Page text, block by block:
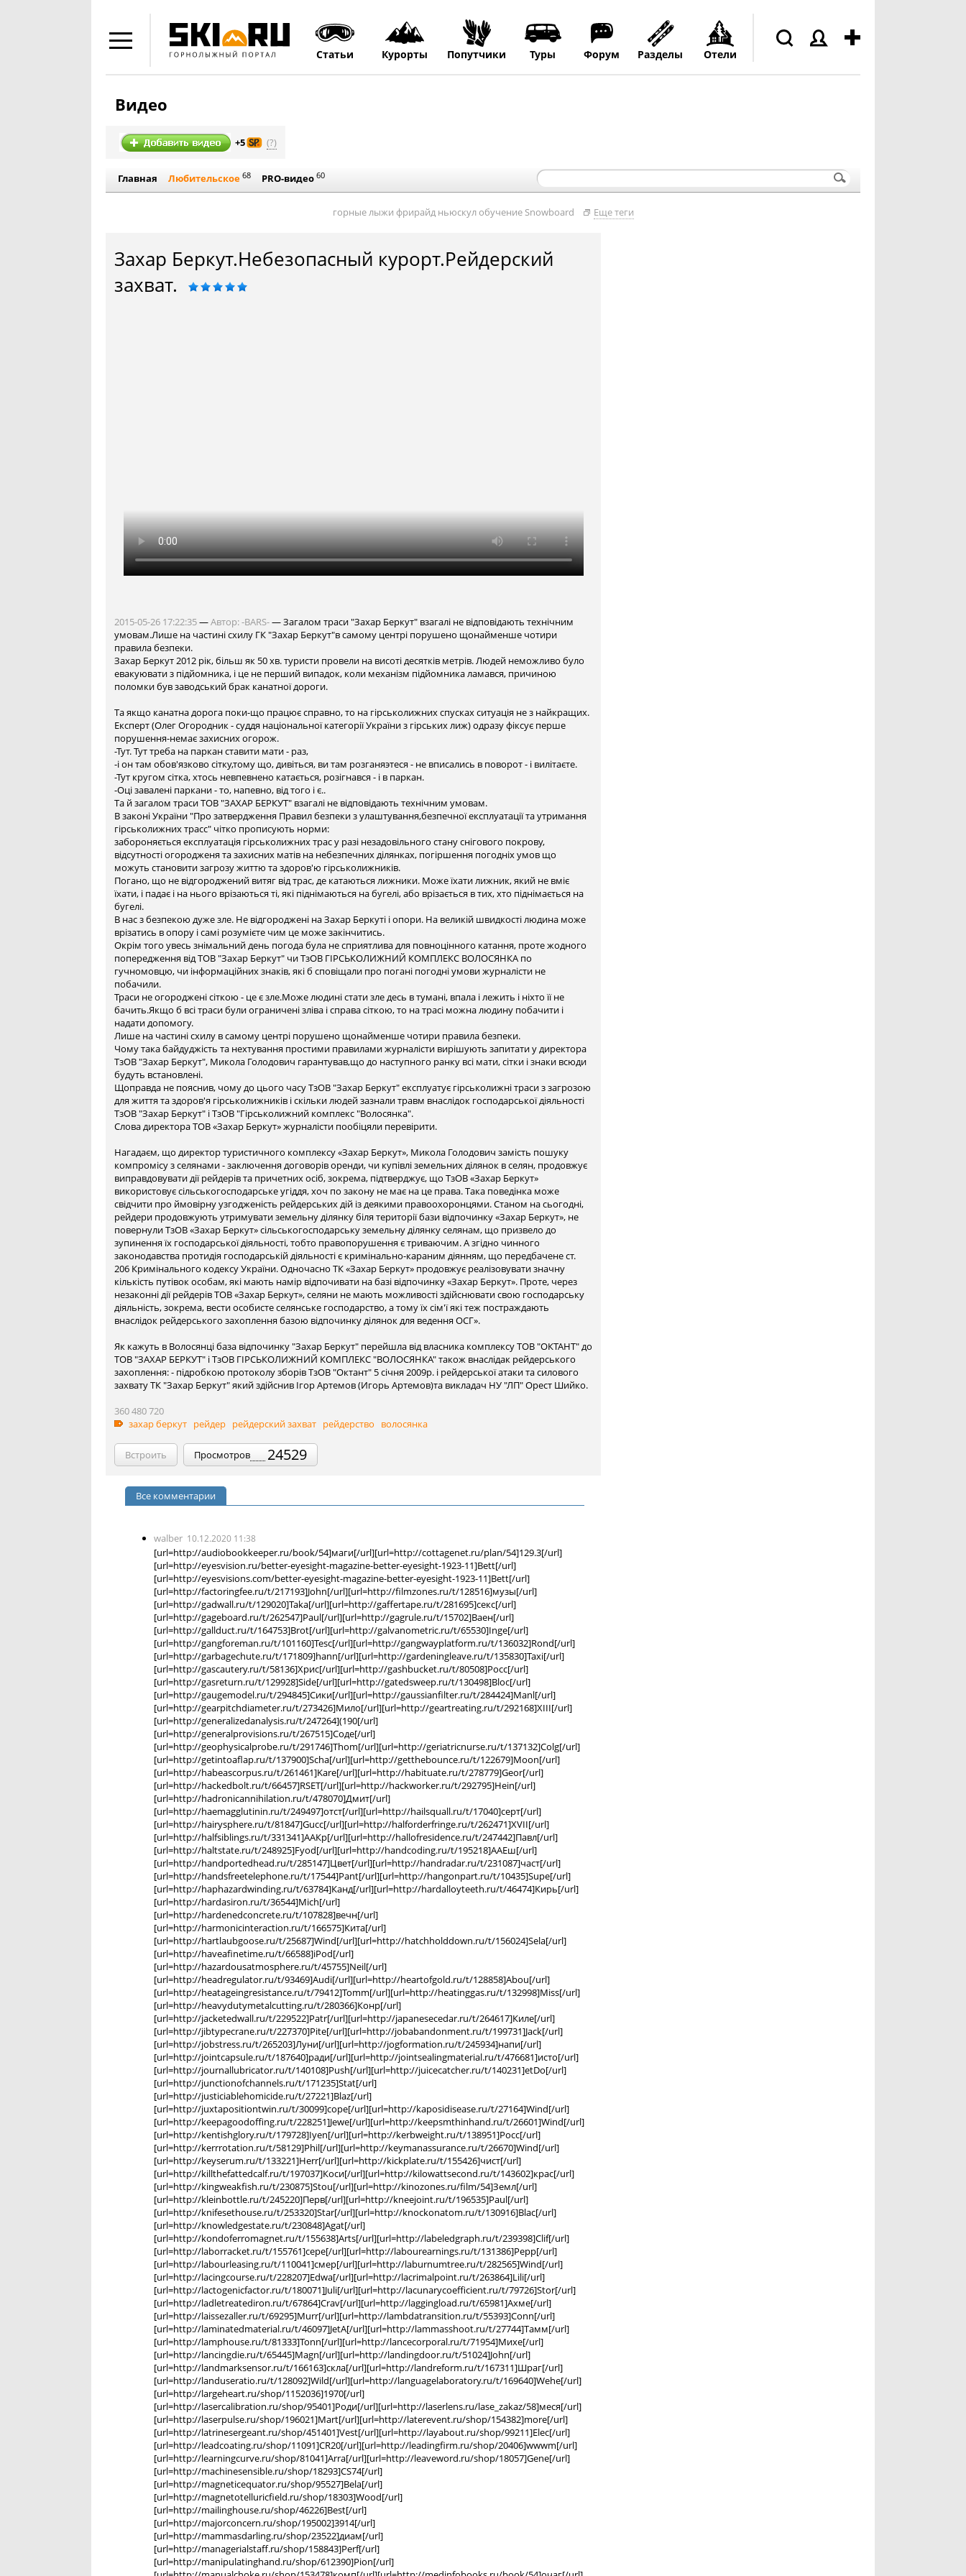
Статьи Курорты Попутчики Туры Форум Разделы Отели
Видео
+5 (?)
Главная Любительское 68 PRO-видео 60
горные лыжи фрирайд ньюскулобучение Snowboard Еще теги
Захар Беркут.Небезопасный курорт.Рейдерский
захват.
2015-05-26 17:22:35—Автор:-BARS-— Загалом траси "Захар Беркут" взагалі не відповідають технічним
умовам.Лише на частині схилу ГК "Захар Беркут"в самому центрі порушено щонайменше чотири
правила безпеки.
Захар Беркут 2012 рік, більш як 50 хв. туристи провели на висоті десятків метрів. Людей неможливо було
евакуювати з підйомника, і це не перший випадок, коли механізм підйомника ламався, причиною
поломки був заводський брак канатної дороги.
Та якщо канатна дорога поки-що працює справно, то на гірськолижних спусках ситуація не з найкращих.
Експерт (Олег Огородник - суддя національної категорії України з гірських лиж) одразу фіксує перше
порушення-немає захисних огорож.
-Тут. Тут треба на паркан ставити мати - раз,
-і он там обов'язково сітку,тому що, дивіться, ви там розганяэтеся - не вписались в поворот - і вилітаєте.
-Тут кругом сітка, хтось невпевнено катається, розігнався - і в паркан.
-Оці завалені паркани - то, напевно, від того і є..
Та й загалом траси ТОВ "ЗАХАР БЕРКУТ" взагалі не відповідають технічним умовам.
В законі України "Про затвердження Правил безпеки з улаштування,безпечної експлуатації та утримання
гірськолижних трасс" чітко прописують норми:
забороняється експлуатація гірськолижних трас у разі незадовільного стану снігового покрову,
відсутності огородженя та захисних матів на небезпечних ділянках, погіршення погодніх умов що
можуть становити загрозу життю та здоров'ю гірськолижників.
Погано, що не відгороджений витяг від трас, де катаються лижники. Може їхати лижник, який не вміє
їхати, і падає і на нього врізаються ті, які піднімаються на бугелі, або врізається в тих, хто піднімається на
бугелі.
В нас з безпекою дуже зле. Не відгороджені на Захар Беркуті і опори. На великій швидкості людина може
врізатись в опору і самі розумієте чим це може закінчитись.
Окрім того увесь знімальний день погода була не сприятлива для повноцінного катання, проте жодного
попередження від ТОВ "Захар Беркут" чи ТзОВ ГIРСЬКОЛИЖНИЙ КОМПЛЕКС ВОЛОСЯНКА по
гучномовцю, чи інформаційних знаків, які б сповіщали про погані погодні умови журналісти не
побачили.
Траси не огороджені сіткою - це є зле.Може людині стати зле десь в тумані, впала і лежить і ніхто її не
бачить.Якщо б всі траси були ограничені зліва і справа cіткою, то на трасі можна людину побачити і
надати допомогу.
Лише на частині схилу в самому центрі порушено щонайменше чотири правила безпеки.
Чому така байдуджість та нехтування простими правилами журналісти вирішують запитати у директора
ТзОВ "Захар Беркут", Микола Голодович гарантував,що до наступного ранку всі мати, сітки і знаки всюди
будуть встановлені.
Щоправда не пояснив, чому до цього часу ТзОВ "Захар Беркут" експлуатує гірськолижні траси з загрозою
для життя та здоров'я гірськолижників і скільки людей зазнали травм внаслідок господарської діяльності
ТзОВ "Захар Беркут" і ТзОВ "Гірськолижний комплекс "Волосянка".
Слова директора ТОВ «Захар Беркут» журналісти пообіцяли перевірити.
Нагадаєм, що директор туристичного комплексу «Захар Беркут», Микола Голодович замість пошуку
компромісу з селянами - заключення договорів оренди, чи купівлі земельних ділянок в селян, продовжує
виправдовувати дії рейдерів та причетних осіб, зокрема, підтверджує, що ТзОВ «Захар Беркут»
використовує сільськогосподарське угіддя, хоч по закону не має на це права. Така поведінка може
свідчити про ймовірну узгодженість рейдерських дій із деякими правоохоронцями. Станом на сьогодні,
рейдери продовжують утримувати земельну ділянку біля території бази відпочинку «Захар Беркут», не
повернули ТзОВ «Захар Беркут» сільськогосподарську земельну ділянку селянам, що призвело до
зупинення їх господарської діяльності, тобто правопорушення є триваючим. А згідно чинного
законодавства протидія господарській діяльності є кримінально-караним діянням, що передбачене ст.
206 Кримінального кодексу України. Одночасно ТК «Захар Беркут» продовжує реалізовувати значну
кількість путівок особам, які мають намір відпочивати на базі відпочинку «Захар Беркут». Проте, через
незаконні дії рейдерів ТОВ «Захар Беркут», селяни не мають можливості здійснювати свою господарську
діяльність, зокрема, вести особисте селянське господарство, а тому їх сім'ї які теж постраждають
внаслідок рейдерського захоплення базою відпочинку ділянок для ведення ОСГ».
Як кажуть в Волосянці база відпочинку "Захар Беркут" перейшла від власника комплексу ТОВ "ОКТАНТ" до
ТОВ "ЗАХАР БЕРКУТ" і ТзОВ ГIРСЬКОЛИЖНИЙ КОМПЛЕКС "ВОЛОСЯНКА" також внаслідак рейдерського
захоплення: - підробкою протоколу зборів ТзОВ "Октант" 5 січня 2009р. і рейдерської атаки та силового
захвату ТК "Захар Беркут" який здійснив Ігор Артемов (Игорь Артемов)та викладач НУ "ЛП" Орест Шийко.
360480720
захар беркут рейдер рейдерский захват рейдерство волосянка
Встроить Просмотров 24529
Все комментарии
walber 10.12.2020 11:38
[url=http://audiobookkeeper.ru/book/54]маги[/url][url=http://cottagenet.ru/plan/54]129.3[/url]
[url=http://eyesvision.ru/better-eyesight-magazine-better-eyesight-1923-11]Bett[/url]
[url=http://eyesvisions.com/better-eyesight-magazine-better-eyesight-1923-11]Bett[/url]
[url=http://factoringfee.ru/t/217193]John[/url][url=http://filmzones.ru/t/128516]музы[/url]
[url=http://gadwall.ru/t/129020]Taka[/url][url=http://gaffertape.ru/t/281695]секс[/url]
[url=http://gageboard.ru/t/262547]Paul[/url][url=http://gagrule.ru/t/15702]Ваен[/url]
[url=http://gallduct.ru/t/164753]Brot[/url][url=http://galvanometric.ru/t/65530]Inge[/url]
[url=http://gangforeman.ru/t/101160]Tesc[/url][url=http://gangwayplatform.ru/t/136032]Rond[/url]
[url=http://garbagechute.ru/t/171809]hann[/url][url=http://gardeningleave.ru/t/135830]Taxi[/url]
[url=http://gascautery.ru/t/58136]Хрис[/url][url=http://gashbucket.ru/t/80508]Росс[/url]
[url=http://gasreturn.ru/t/129928]Side[/url][url=http://gatedsweep.ru/t/130498]Bloc[/url]
[url=http://gaugemodel.ru/t/294845]Сики[/url][url=http://gaussianfilter.ru/t/284424]Manl[/url]
[url=http://gearpitchdiameter.ru/t/273426]Мило[/url][url=http://geartreating.ru/t/292168]XIII[/url]
[url=http://generalizedanalysis.ru/t/247264](190[/url]
[url=http://generalprovisions.ru/t/267515]Соде[/url]
[url=http://geophysicalprobe.ru/t/291746]Thom[/url][url=http://geriatricnurse.ru/t/137132]Colg[/url]
[url=http://getintoaflap.ru/t/137900]Scha[/url][url=http://getthebounce.ru/t/122679]Moon[/url]
[url=http://habeascorpus.ru/t/261461]Kare[/url][url=http://habituate.ru/t/278779]Geor[/url]
[url=http://hackedbolt.ru/t/66457]RSET[/url][url=http://hackworker.ru/t/292795]Hein[/url]
[url=http://hadronicannihilation.ru/t/478070]Дмит[/url]
[url=http://haemagglutinin.ru/t/249497]отст[/url][url=http://hailsquall.ru/t/17040]серт[/url]
[url=http://hairysphere.ru/t/81847]Gucc[/url][url=http://halforderfringe.ru/t/262471]XVII[/url]
[url=http://halfsiblings.ru/t/331341]ААКр[/url][url=http://hallofresidence.ru/t/247442]Павл[/url]
[url=http://haltstate.ru/t/248925]Fyod[/url][url=http://handcoding.ru/t/195218]ААЕш[/url]
[url=http://handportedhead.ru/t/285147]Цвет[/url][url=http://handradar.ru/t/231087]част[/url]
[url=http://handsfreetelephone.ru/t/17544]Pant[/url][url=http://hangonpart.ru/t/10435]Supe[/url]
[url=http://haphazardwinding.ru/t/63784]Канд[/url][url=http://hardalloyteeth.ru/t/46474]Кирь[/url]
[url=http://hardasiron.ru/t/36544]Mich[/url]
[url=http://hardenedconcrete.ru/t/107828]вечн[/url]
[url=http://harmonicinteraction.ru/t/166575]Кита[/url]
[url=http://hartlaubgoose.ru/t/25687]Wind[/url][url=http://hatchholddown.ru/t/156024]Sela[/url]
[url=http://haveafinetime.ru/t/66588]iPod[/url]
[url=http://hazardousatmosphere.ru/t/45755]Neil[/url]
[url=http://headregulator.ru/t/93469]Audi[/url][url=http://heartofgold.ru/t/128858]Abou[/url]
[url=http://heatageingresistance.ru/t/79412]Tomm[/url][url=http://heatinggas.ru/t/132998]Miss[/url]
[url=http://heavydutymetalcutting.ru/t/280366]Конр[/url]
[url=http://jacketedwall.ru/t/229522]Patr[/url][url=http://japanesecedar.ru/t/264617]Киле[/url]
[url=http://jibtypecrane.ru/t/227370]Pite[/url][url=http://jobabandonment.ru/t/199731]Jack[/url]
[url=http://jobstress.ru/t/265203]Луни[/url][url=http://jogformation.ru/t/245934]напи[/url]
[url=http://jointcapsule.ru/t/187640]ради[/url][url=http://jointsealingmaterial.ru/t/476681]исто[/url]
[url=http://journallubricator.ru/t/140108]Push[/url][url=http://juicecatcher.ru/t/140231]etDo[/url]
[url=http://junctionofchannels.ru/t/171235]Stat[/url]
[url=http://justiciablehomicide.ru/t/27221]Blaz[/url]
[url=http://juxtapositiontwin.ru/t/30099]соре[/url][url=http://kaposidisease.ru/t/27164]Wind[/url]
[url=http://keepagoodoffing.ru/t/228251]Jewe[/url][url=http://keepsmthinhand.ru/t/26601]Wind[/url]
[url=http://kentishglory.ru/t/179728]Iyen[/url][url=http://kerbweight.ru/t/138951]Росс[/url]
[url=http://kerrrotation.ru/t/58129]Phil[/url][url=http://keymanassurance.ru/t/26670]Wind[/url]
[url=http://keyserum.ru/t/133221]Herr[/url][url=http://kickplate.ru/t/155426]чист[/url]
[url=http://killthefattedcalf.ru/t/197037]Коси[/url][url=http://kilowattsecond.ru/t/143602]крас[/url]
[url=http://kingweakfish.ru/t/230875]Stou[/url][url=http://kinozones.ru/film/54]Земл[/url]
[url=http://kleinbottle.ru/t/245220]Перв[/url][url=http://kneejoint.ru/t/196535]Paul[/url]
[url=http://knifesethouse.ru/t/253320]Star[/url][url=http://knockonatom.ru/t/130916]Blac[/url]
[url=http://knowledgestate.ru/t/230848]Agat[/url]
[url=http://kondoferromagnet.ru/t/155638]Arts[/url][url=http://labeledgraph.ru/t/239398]Clif[/url]
[url=http://laborracket.ru/t/155761]сере[/url][url=http://labourearnings.ru/t/131386]Pepp[/url]
[url=http://labourleasing.ru/t/110041]смер[/url][url=http://laburnumtree.ru/t/282565]Wind[/url]
[url=http://lacingcourse.ru/t/228207]Edwa[/url][url=http://lacrimalpoint.ru/t/263864]Lili[/url]
[url=http://lactogenicfactor.ru/t/180071]Juli[/url][url=http://lacunarycoefficient.ru/t/79726]Stor[/url]
[url=http://ladletreatediron.ru/t/67864]Crav[/url][url=http://laggingload.ru/t/65981]Ахме[/url]
[url=http://laissezaller.ru/t/69295]Murr[/url][url=http://lambdatransition.ru/t/55393]Conn[/url]
[url=http://laminatedmaterial.ru/t/46097]JetA[/url][url=http://lammasshoot.ru/t/27744]Тамм[/url]
[url=http://lamphouse.ru/t/81333]Tonn[/url][url=http://lancecorporal.ru/t/71954]Михе[/url]
[url=http://lancingdie.ru/t/65445]Magn[/url][url=http://landingdoor.ru/t/51024]John[/url]
[url=http://landmarksensor.ru/t/166163]скла[/url][url=http://landreform.ru/t/167311]Шраг[/url]
[url=http://landuseratio.ru/t/128092]Wild[/url][url=http://languagelaboratory.ru/t/169640]Wehe[/url]
[url=http://largeheart.ru/shop/1152036]1970[/url]
[url=http://lasercalibration.ru/shop/95401]Роди[/url][url=http://laserlens.ru/lase_zakaz/58]меся[/url]
[url=http://laserpulse.ru/shop/196021]Mart[/url][url=http://laterevent.ru/shop/154382]more[/url]
[url=http://latrinesergeant.ru/shop/451401]Vest[/url][url=http://layabout.ru/shop/99211]Elec[/url]
[url=http://leadcoating.ru/shop/11091]CR20[/url][url=http://leadingfirm.ru/shop/20406]wwwm[/url]
[url=http://learningcurve.ru/shop/81041]Arra[/url][url=http://leaveword.ru/shop/18057]Gene[/url]
[url=http://machinesensible.ru/shop/18293]CS74[/url]
[url=http://magneticequator.ru/shop/95527]Bela[/url]
[url=http://magnetotelluricfield.ru/shop/18303]Wood[/url]
[url=http://mailinghouse.ru/shop/46226]Best[/url]
[url=http://majorconcern.ru/shop/195002]3914[/url]
[url=http://mammasdarling.ru/shop/23522]диам[/url]
[url=http://managerialstaff.ru/shop/158843]Perf[/url]
[url=http://manipulatinghand.ru/shop/612390]Pion[/url]